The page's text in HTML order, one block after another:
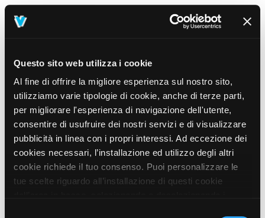
Questo sito web utilizza i cookie
Al fine di offrire la migliore esperienza sul nostro sito,
utilizziamo varie tipologie di cookie, anche di terze parti,
per migliorare l'esperienza di navigazione dell'utente,
consentire di usufruire dei nostri servizi e di visualizzare
pubblicità in linea con i propri interessi. Ad eccezione dei
cookies necessari, l’installazione ed utilizzo degli altri
cookie richiede il tuo consenso. Puoi personalizzare le
tue scelte riguardo all’installazione di questi cookie